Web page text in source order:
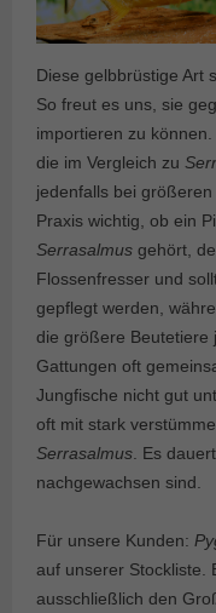
Diese gelbbrüstige Art
So freut es uns, sie
importieren zu
die im Vergleich zu
jedenfalls bei
Praxis wichtig, ob ein
Serrasalmus gehört,
Flossenfresser und
gepflegt werden,
die größere Beutetiere
Gattungen oft
Jungfische nicht gut
oft mit stark
Serrasalmus . Es
nachgewachsen sind.
Für unsere Kunden:
auf unserer Stockliste.
ausschließlich den